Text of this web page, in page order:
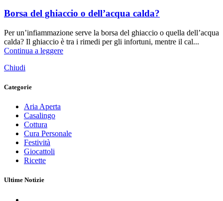
Borsa del ghiaccio o dell’acqua calda?
Per un’infiammazione serve la borsa del ghiaccio o quella dell’acqua
calda? Il ghiaccio è tra i rimedi per gli infortuni, mentre il cal...
Continua a leggere
Chiudi
Categorie
Aria Aperta
Casalingo
Cottura
Cura Personale
Festività
Giocattoli
Ricette
Ultime Notizie